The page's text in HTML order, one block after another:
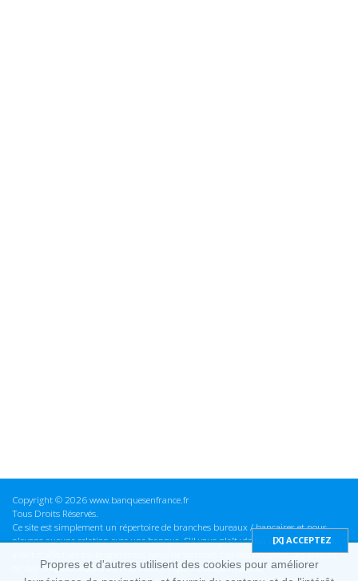
Copyright © 2026 www.banquesenfrance.fr
Tous Droits Réservés.
Ce site est simplement un répertoire de branches bureaux / bancaires et nous
n'avons aucune relation avec une banque. S'il vous plaît vérifier ces informations
avant d'effectuer toute opération, nous ne sommes pas responsables des erreurs
ou des omissions dans les informations que nous fournissons.
Propres et d'autres utilisent des cookies pour améliorer